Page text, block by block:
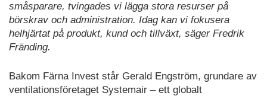
småsparare, tvingades vi lägga stora resurser på
börskrav och administration. Idag kan vi fokusera
helhjärtat på produkt, kund och tillväxt, säger Fredrik
Fränding.
Bakom Färna Invest står Gerald Engström, grundare av
ventilationsföretaget Systemair – ett globalt